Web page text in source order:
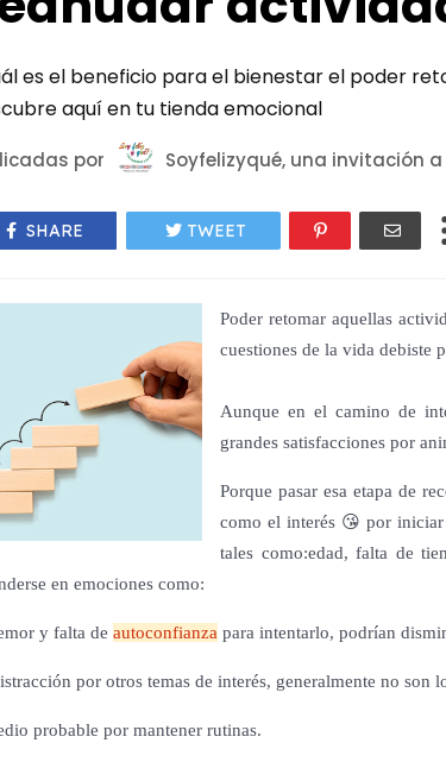
es el beneficio para el bienestar el poder
aquí en tu tienda emocional
por Soyfelizyqué, una invitación
SHARE TWEET
Poder retomar aquellas
cuestiones de la vida debiste
Aunque en el camino de
grandes satisfacciones por
Porque pasar esa etapa de
como el interés 😘 por iniciar
tales como:edad, falta de
en emociones como:
y falta de autoconfianza para intentarlo, podrían
por otros temas de interés, generalmente no son
probable por mantener rutinas.